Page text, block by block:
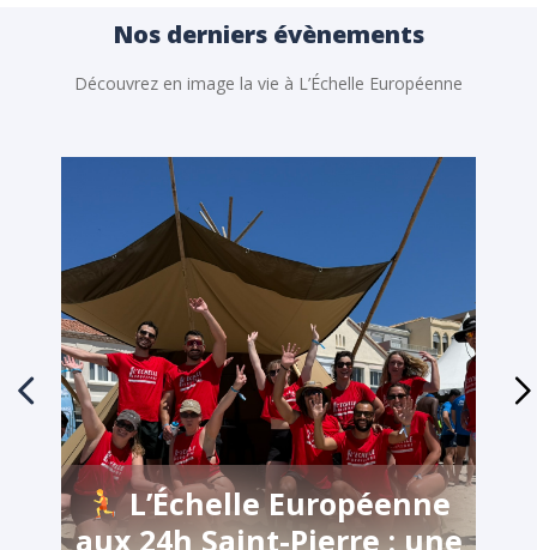
Nos derniers évènements
Découvrez en image la vie à L’Échelle Européenne
L’Échelle Européenne
aux 24h Saint-Pierre : une